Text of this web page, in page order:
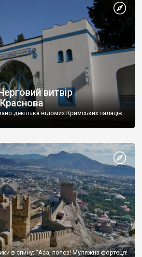
витвір
декілька відомих Кримських палаців.
в спину: "Ааа, попса! Муляжна фортеця!